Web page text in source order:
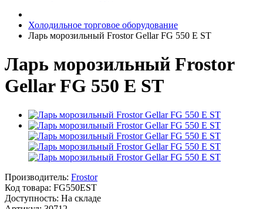
Холодильное торговое оборудование
Ларь морозильный Frostor Gellar FG 550 E ST
Ларь морозильный Frostor
Gellar FG 550 E ST
Производитель: Frostor
Код товара: FG550EST
Доступность: На складе